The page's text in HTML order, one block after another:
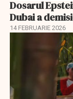
Dosarul
Dubai a
14 FEBRUARIE 2026